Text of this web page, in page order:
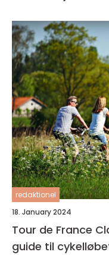
redaktionel
18. January 2024
Tour de France
guide til